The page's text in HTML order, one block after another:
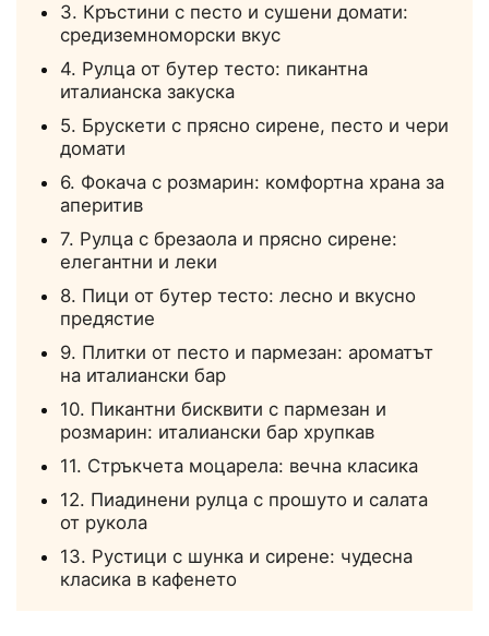
3. Кръстини с песто и сушени домати:
средиземноморски вкус
4. Рулца от бутер тесто: пикантна
италианска закуска
5. Брускети с прясно сирене, песто и чери
домати
6. Фокача с розмарин: комфортна храна за
аперитив
7. Рулца с брезаола и прясно сирене:
елегантни и леки
8. Пици от бутер тесто: лесно и вкусно
предястие
9. Плитки от песто и пармезан: ароматът
на италиански бар
10. Пикантни бисквити с пармезан и
розмарин: италиански бар хрупкав
11. Стръкчета моцарела: вечна класика
12. Пиадинени рулца с прошуто и салата
от рукола
13. Рустици с шунка и сирене: чудесна
класика в кафенето